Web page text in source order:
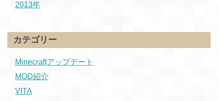
2013年
カテゴリー
Minecraftアップデート
MOD紹介
VITA